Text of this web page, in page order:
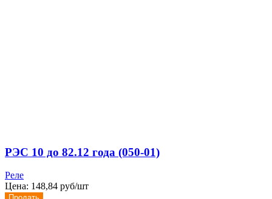
РЭС 10 до 82.12 года (050-01)
Реле
Цена: 148,84 руб/шт